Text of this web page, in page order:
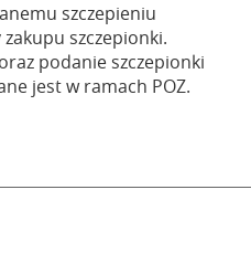
szczepieniu
szczepionki.
podanie szczepionki
jest w ramach POZ.